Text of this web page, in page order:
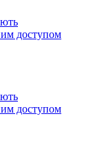
доступом
доступом